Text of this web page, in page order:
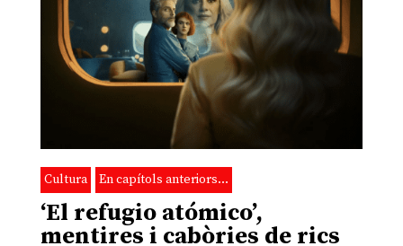
Cultura En capítols anteriors…
‘El refugio atómico’,
mentires i cabòries de rics